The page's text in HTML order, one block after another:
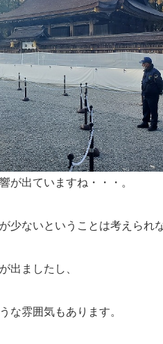
が出ていますね・・・。
少ないということは考えられ
出ましたし、
な雰囲気もあります。